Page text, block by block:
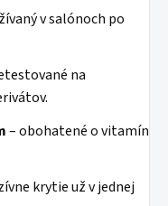
v salónoch po
na
– obohatené o vitamín
krytie už v jednej